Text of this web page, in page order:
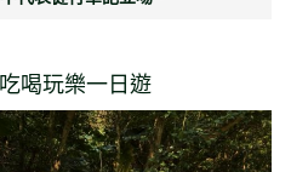
喝玩樂一日遊